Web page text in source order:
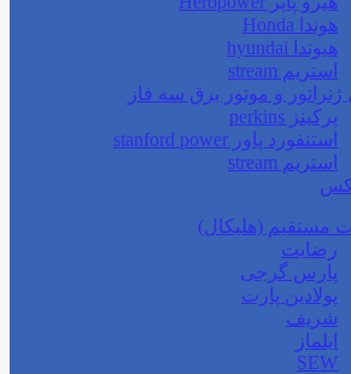
هوندا Honda
هیوندا hyundai
استریم stream
ژنراتور و موتور برق سه فاز
پرکینز perkins
استنفورد پاور stanford power
استریم stream
مستقیم (هلیکال)
رضایت
پارس گرجی
پولادین پارت
شریف
ایلماز
SEW